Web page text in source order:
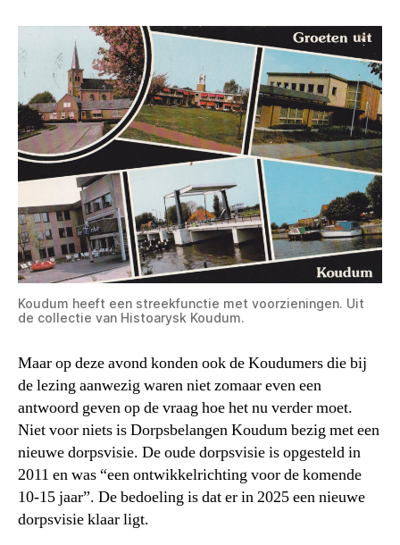
Koudum heeft een streekfunctie met voorzieningen. Uit
de collectie van Histoarysk Koudum.
Maar op deze avond konden ook de Koudumers die bij
de lezing aanwezig waren niet zomaar even een
antwoord geven op de vraag hoe het nu verder moet.
Niet voor niets is Dorpsbelangen Koudum bezig met een
nieuwe dorpsvisie. De oude dorpsvisie is opgesteld in
2011 en was “een ontwikkelrichting voor de komende
10-15 jaar”. De bedoeling is dat er in 2025 een nieuwe
dorpsvisie klaar ligt.